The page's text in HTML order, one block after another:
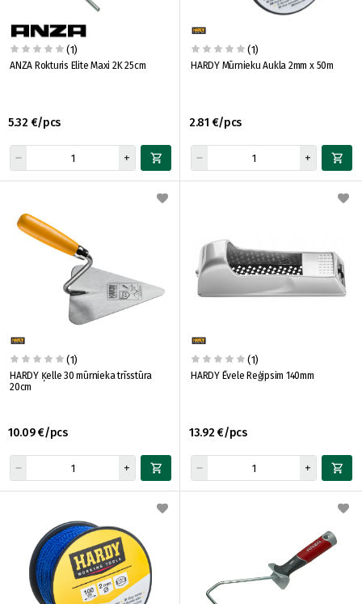
(1)
ANZA Rokturis Elite Maxi 2K 25cm
5.32 €/pcs
(1)
HARDY Mūrnieku Aukla 2mm x 50m
2.81 €/pcs
(1)
HARDY Ķelle 30 mūrnieka trīsstūra
20cm
10.09 €/pcs
(1)
HARDY Ēvele Reģipsim 140mm
13.92 €/pcs